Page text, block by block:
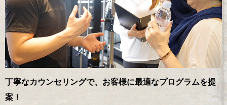
丁寧なカウンセリングで、お客様に最適なプログラムを提
案！